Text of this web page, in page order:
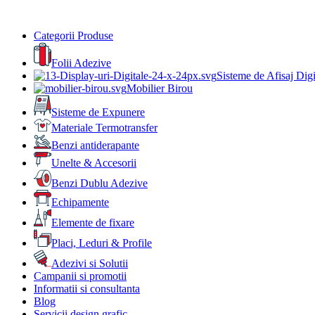
Categorii Produse
Folii Adezive
Sisteme de Afisaj
Mobilier Birou
Sisteme de Expunere
Materiale Termotransfer
Benzi antiderapante
Unelte & Accesorii
Benzi Dublu Adezive
Echipamente
Elemente de fixare
Placi, Leduri & Profile
Adezivi si Solutii
Campanii si promotii
Informatii si consultanta
Blog